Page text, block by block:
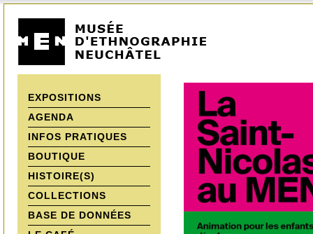
EXPOSITIONS
AGENDA
INFOS PRATIQUES
BOUTIQUE
HISTOIRE(S)
COLLECTIONS
BASE DE DONNÉES